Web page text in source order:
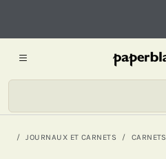
JOURNAUX ET CARNETS CARNETS